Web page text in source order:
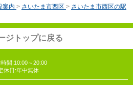
案内 > さいたま市西区 > さいたま市西区の駅
ジトップに戻る
間:10:00～20:00
休日:年中無休